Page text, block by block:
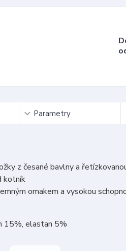
Parametry
z česané bavlny a
kotník
omakem a vysokou
15%, elastan 5%